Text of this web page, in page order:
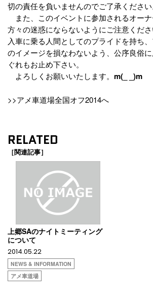
切の責任を負いませんのでご了承ください
また、このイベントに参加されるオー
方々の迷惑にならないようにご注意くだ
入車に乗る人間としてのプライドを持ち
のイメージを損なわないよう、公序良俗
ぐれもお止め下さい。
よろしくお願いいたします。 m(_ _)m
>>アメ車道場全国オフ2014へ
RELATED
［関連記事］
上郷SAのナイトミーティング
について
2014.05.22
NEWS & INFORMATION
アメ車道場